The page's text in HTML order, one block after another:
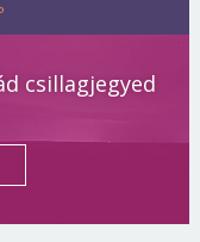
csillagjegyed